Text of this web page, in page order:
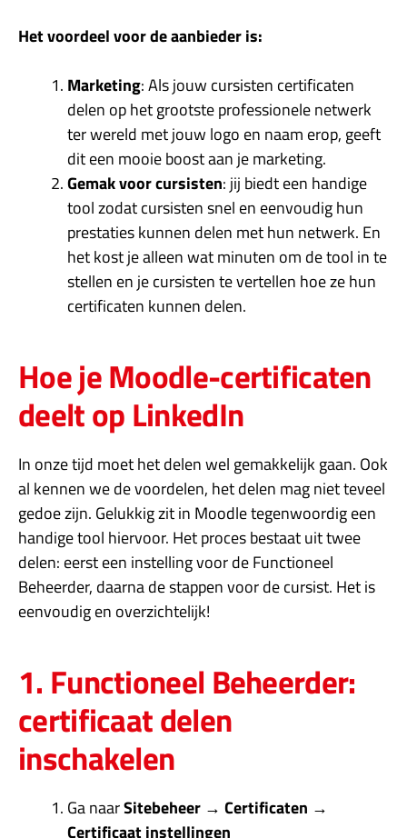
Het voordeel voor de aanbieder is:
Marketing: Als jouw cursisten certificaten
delen op het grootste professionele netwerk
ter wereld met jouw logo en naam erop, geeft
dit een mooie boost aan je marketing.
Gemak voor cursisten: jij biedt een handige
tool zodat cursisten snel en eenvoudig hun
prestaties kunnen delen met hun netwerk. En
het kost je alleen wat minuten om de tool in te
stellen en je cursisten te vertellen hoe ze hun
certificaten kunnen delen.
Hoe je Moodle-certificaten
deelt op LinkedIn
In onze tijd moet het delen wel gemakkelijk gaan. Ook
al kennen we de voordelen, het delen mag niet teveel
gedoe zijn. Gelukkig zit in Moodle tegenwoordig een
handige tool hiervoor. Het proces bestaat uit twee
delen: eerst een instelling voor de Functioneel
Beheerder, daarna de stappen voor de cursist. Het is
eenvoudig en overzichtelijk!
1. Functioneel Beheerder:
certificaat delen
inschakelen
Ga naarSitebeheer → Certificaten →
Certificaat instellingen